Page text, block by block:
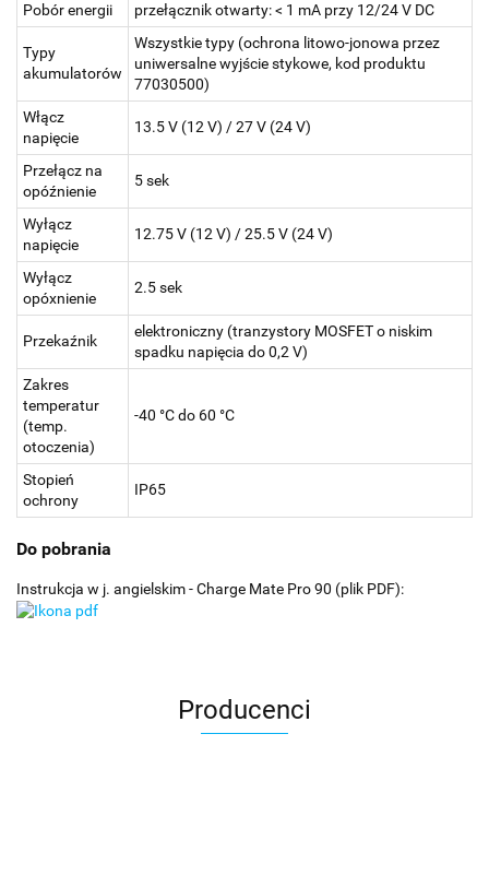
Pobór energii
przełącznik otwarty: < 1 mA przy 12/24 V DC
Typy
akumulatorów
Wszystkie typy (ochrona litowo-jonowa przez
uniwersalne wyjście stykowe, kod produktu
77030500)
Włącz
napięcie
13.5 V (12 V) / 27 V (24 V)
Przełącz na
opóźnienie
5 sek
Wyłącz
napięcie
12.75 V (12 V) / 25.5 V (24 V)
Wyłącz
opóxnienie
2.5 sek
Przekaźnik
elektroniczny (tranzystory MOSFET o niskim
spadku napięcia do 0,2 V)
Zakres
temperatur
(temp.
otoczenia)
-40 °C do 60 °C
Stopień
ochrony
IP65
Do pobrania
Instrukcja w j. angielskim - Charge Mate Pro 90 (plik PDF):
Producenci